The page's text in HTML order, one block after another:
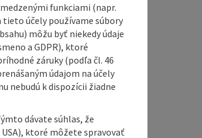
funkciami (napr.
účely používame súbory
môžu byť niekedy údaje
a GDPR), ktoré
záruky (podľa čl. 46
údajom na účely
nebudú k dispozícii žiadne
dávate súhlas, že
ktoré môžete spravovať